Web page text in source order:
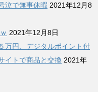
泣で無事休暇 2021年12月8
2021年12月8日
万円、デジタルポイント付
イトで商品と交換 2021年